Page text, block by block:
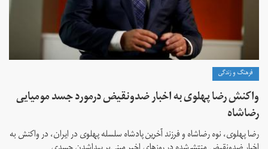
فرهنگ و زندگی
واکنش رضا پهلوی به اخبار ضدونقیض درمورد جسد مومیایی
رضاشاه
رضا پهلوی، نوه رضاشاه و فرزند آخرین پادشاه سلسله پهلوی در ایران، در واکنش به